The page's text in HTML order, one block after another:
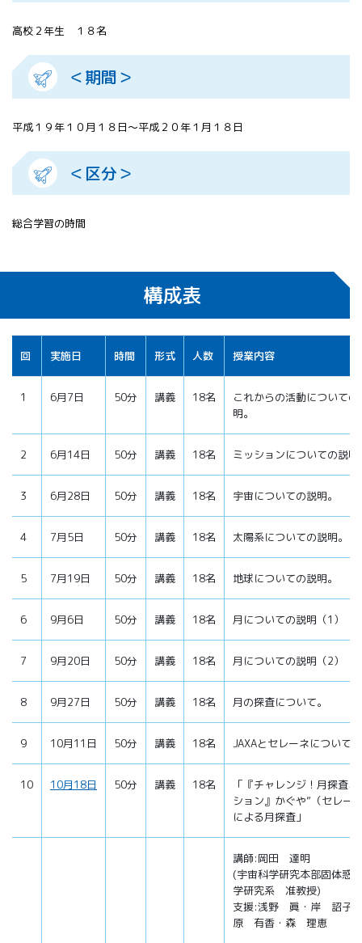
ISEB学生派
ム
高校２年生 １８名
＜期間＞
平成１９年１０月１８日～平成２０年１月１８日
＜区分＞
総合学習の時間
構成表
回 実施日 時間 形式 人数 授業内容
1 6月7日 50分 講義 18名
これからの活動についての
明。
2 6月14日 50分 講義 18名 ミッションについての説明
3 6月28日 50分 講義 18名 宇宙についての説明。
4 7月5日 50分 講義 18名 太陽系についての説明。
5 7月19日 50分 講義 18名 地球についての説明。
6 9月6日 50分 講義 18名 月についての説明（1）
7 9月20日 50分 講義 18名 月についての説明（2）
8 9月27日 50分 講義 18名 月の探査について。
9 10月11日 50分 講義 18名 JAXAとセレーネについて。
10 10月18日 50分 講義 18名
「『チャレンジ！月探査ミ
ション』かぐや”（セレー
による月探査」
講師:岡田 達明
(宇宙科学研究本部固体惑
学研究系 准教授)
支援:浅野 眞・岸 詔子
原 有香・森 理恵